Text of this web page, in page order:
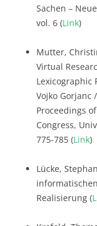
Sachen –
vol. 6 (Link)
Mutter,
Virtual
Lexicographic
Vojko Gorjanc
Proceedings
Congress,
775-785 (Link)
Lücke,
Realisierung (